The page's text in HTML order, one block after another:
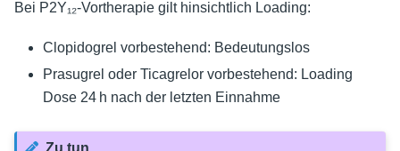
Bei P2Y₁₂-Vortherapie gilt hinsichtlich Loading:
Clopidogrel vorbestehend: Bedeutungslos
Prasugrel oder Ticagrelor vorbestehend: Loading
Dose 24 h nach der letzten Einnahme
Zu tun